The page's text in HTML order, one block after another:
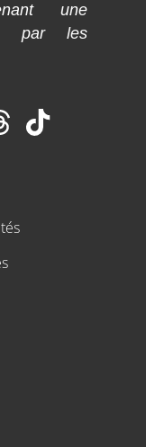
une
par les